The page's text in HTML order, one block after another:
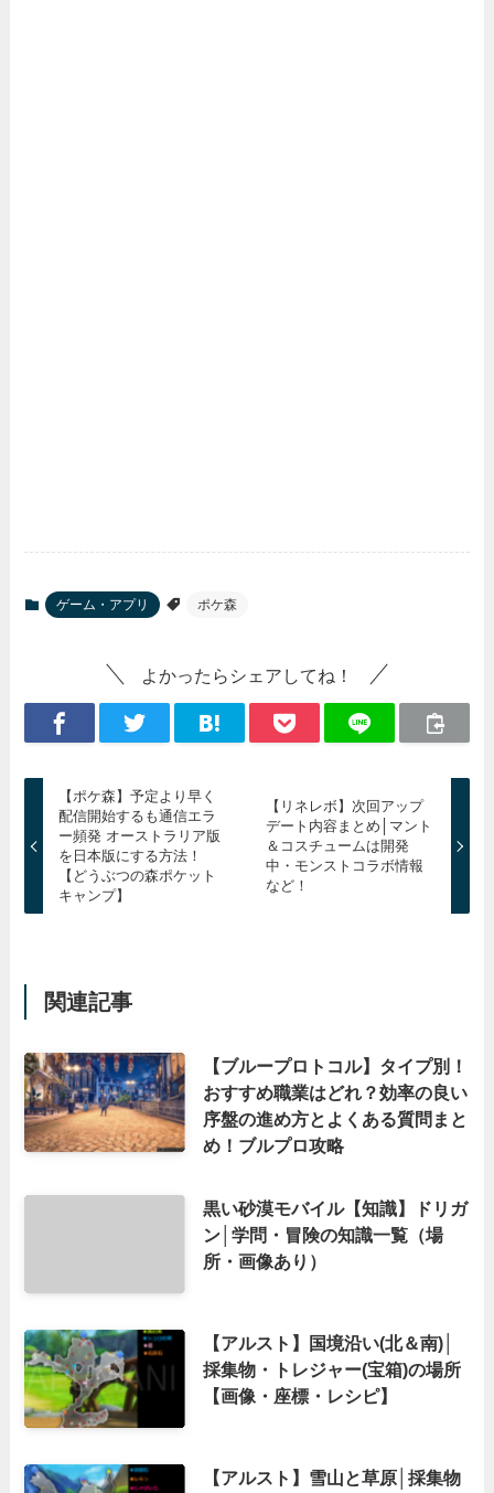
ゲーム・アプリ ポケ森
よかったらシェアしてね！
【ポケ森】予定より早く
配信開始するも通信エラ
ー頻発 オーストラリア版
を日本版にする方法！
【どうぶつの森ポケット
キャンプ】
【リネレボ】次回アップ
デート内容まとめ│マント
＆コスチュームは開発
中・モンストコラボ情報
など！
関連記事
【ブループロトコル】タイプ別！
おすすめ職業はどれ？効率の良い
序盤の進め方とよくある質問まと
め！ブルプロ攻略
黒い砂漠モバイル【知識】ドリガ
ン│学問・冒険の知識一覧（場
所・画像あり）
【アルスト】国境沿い(北＆南)│
採集物・トレジャー(宝箱)の場所
【画像・座標・レシピ】
【アルスト】雪山と草原│採集物